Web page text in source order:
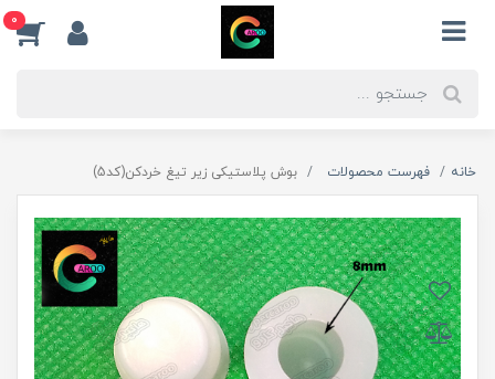
0
خانه فهرست محصولات بوش پلاستیکی زیر تیغ خردکن(کد5)